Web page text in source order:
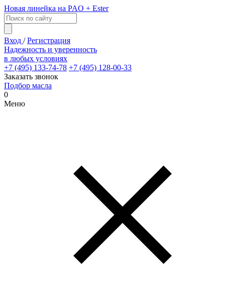
Новая линейка на PAO + Ester
Вход /Регистрация
Надежность и уверенность
в любых условиях
+7 (495) 133-74-78 +7 (495) 128-00-33
Заказать звонок
Подбор масла
0
Меню